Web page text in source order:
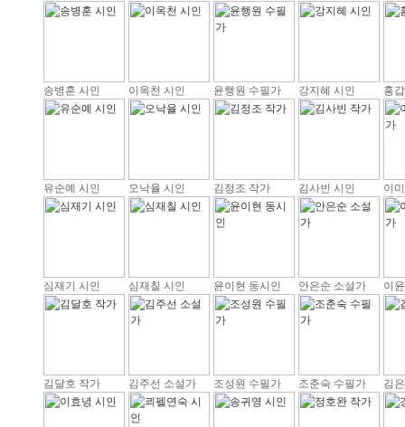
송병훈 시인 이옥천 시인 윤행원 수필가 강지혜 시인 홍
유순예 시인 오낙율 시인 김정조 작가 김사빈 시인 이
심재기 시인 심재칠 시인 윤이현 동시인 안은순 소설가 이
김달호 작가 김주선 소설가 조성원 수필가 조춘숙 수필가 김